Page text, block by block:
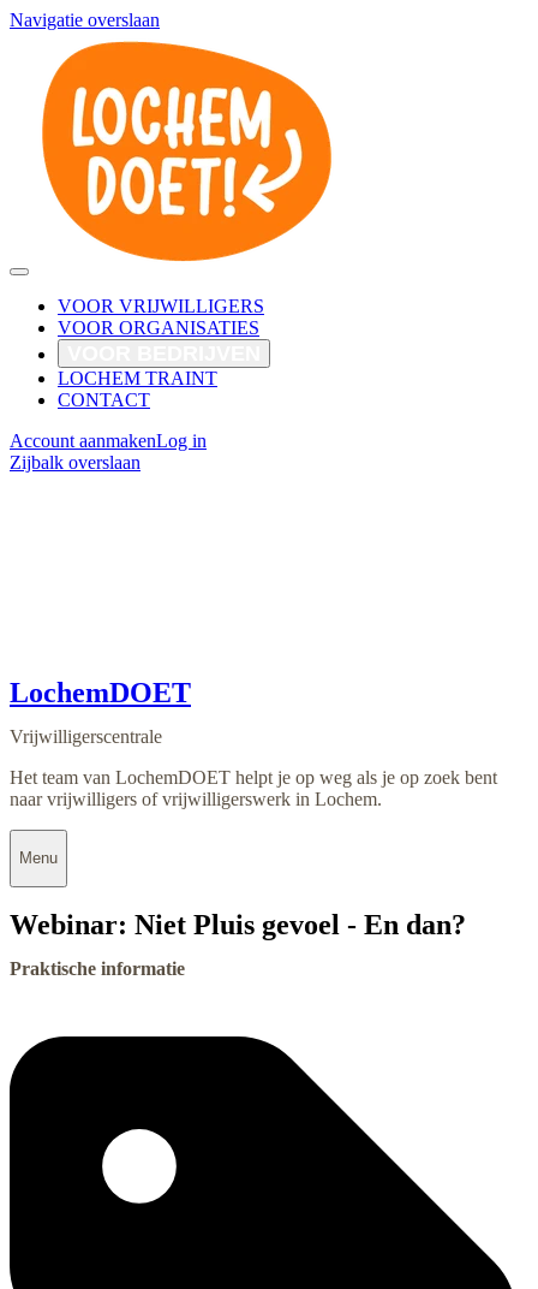
Navigatie overslaan
VOOR VRIJWILLIGERS
VOOR ORGANISATIES
LOCHEM TRAINT
CONTACT
Account aanmakenLog in
Zijbalk overslaan
LochemDOET
Vrijwilligerscentrale
Het team van LochemDOET helpt je op weg als je op zoek bent
naar vrijwilligers of vrijwilligerswerk in Lochem.
Menu
Webinar: Niet Pluis gevoel - En dan?
Praktische informatie